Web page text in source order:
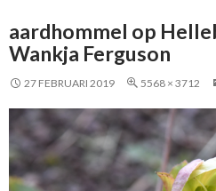
aardhommel op
Wankja Ferguson
27 FEBRUARI 2019 5568 × 3712